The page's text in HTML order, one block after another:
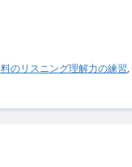
のリスニング理解力の練習,